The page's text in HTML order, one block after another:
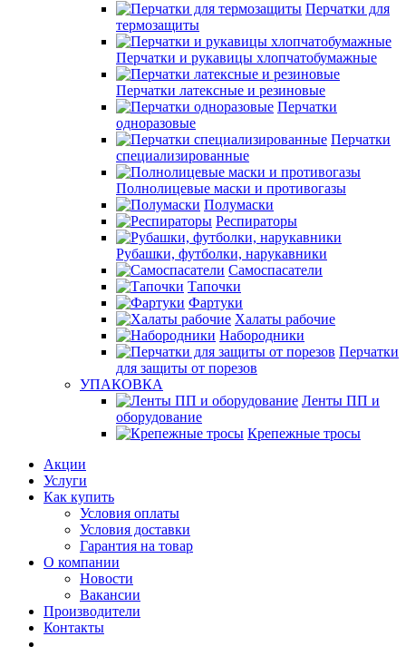
Перчатки для
термозащиты
Перчатки и рукавицы хлопчатобумажные
Перчатки латексные и резиновые
Перчатки
одноразовые
Перчатки
специализированные
Полнолицевые маски и противогазы
Полумаски
Респираторы
Рубашки, футболки, нарукавники
Самоспасатели
Тапочки
Фартуки
Халаты рабочие
Набородники
Перчатки
для защиты от порезов
УПАКОВКА
Ленты ПП и
оборудование
Крепежные тросы
Акции
Услуги
Как купить
Условия оплаты
Условия доставки
Гарантия на товар
О компании
Новости
Вакансии
Производители
Контакты